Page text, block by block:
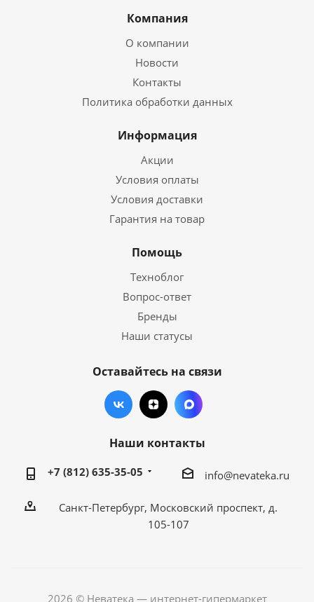
Компания
О компании
Новости
Контакты
Политика обработки данных
Информация
Акции
Условия оплаты
Условия доставки
Гарантия на товар
Помощь
Техноблог
Вопрос-ответ
Бренды
Наши статусы
Оставайтесь на связи
Наши контакты
+7 (812) 635-35-05 info@nevateka.ru
Санкт-Петербург, Московский проспект, д.
105-107
2026 © Неватека — интернет-гипермаркет